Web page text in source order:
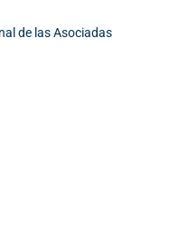
de las Asociadas